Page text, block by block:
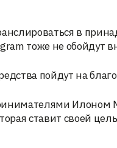
в
тоже не обойдут
пойдут на
Илоном
ставит своей